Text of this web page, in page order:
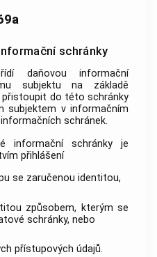
schránky
daňovou informační
subjektu na základě
přistoupit do této schránky
subjektem v informačním
schránek.
informační schránky je
přihlášení
se zaručenou identitou,
způsobem, kterým se
schránky, nebo
přístupových údajů.